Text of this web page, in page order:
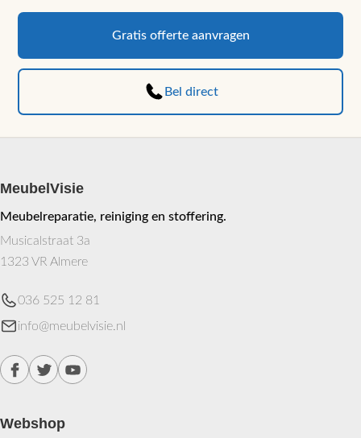
variaties.
Deze
optie
worden
op
variaties.
optie
worden
op
Gratis offerte aanvragen
Bel direct
MeubelVisie
Meubelreparatie, reiniging en stoffering.
Musicalstraat 3a
1323 VR Almere
036 525 12 81
info@meubelvisie.nl
Webshop